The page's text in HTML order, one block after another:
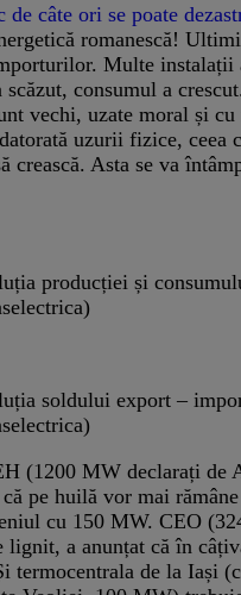
de câte ori se poate
romanescă!
Multe instalații
scăzut, consumul a
vechi, uzate moral și
uzurii fizice, ceea
crească. Asta se va
producției și
soldului export –
(1200 MW declarați de
pe huilă vor mai
cu 150 MW. CEO
lignit, a anunțat că în
termocentrala de la Iași